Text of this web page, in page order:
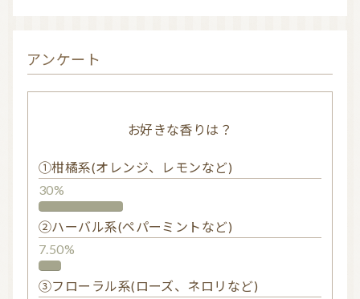
アンケート
お好きな香りは？
①柑橘系(オレンジ、レモンなど)
30%
②ハーバル系(ペパーミントなど)
7.50%
③フローラル系(ローズ、ネロリなど)